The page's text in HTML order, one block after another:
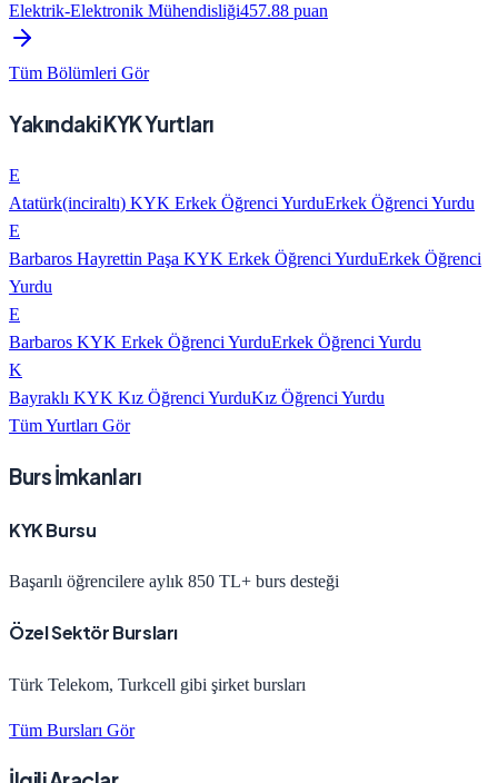
Elektrik-Elektronik Mühendisliği457.88 puan
Tüm Bölümleri Gör
Yakındaki KYK Yurtları
E
Atatürk(inciraltı) KYK Erkek Öğrenci YurduErkek Öğrenci Yurdu
E
Barbaros Hayrettin Paşa KYK Erkek Öğrenci YurduErkek Öğrenci
Yurdu
E
Barbaros KYK Erkek Öğrenci YurduErkek Öğrenci Yurdu
K
Bayraklı KYK Kız Öğrenci YurduKız Öğrenci Yurdu
Tüm Yurtları Gör
Burs İmkanları
KYK Bursu
Başarılı öğrencilere aylık 850 TL+ burs desteği
Özel Sektör Bursları
Türk Telekom, Turkcell gibi şirket bursları
Tüm Bursları Gör